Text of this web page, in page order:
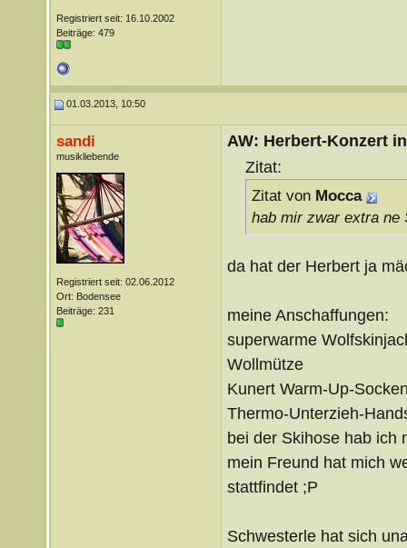
Registriert seit: 16.10.2002
Beiträge: 479
01.03.2013, 10:50
sandi
musikliebende
Registriert seit: 02.06.2012
Ort: Bodensee
Beiträge: 231
AW: Herbert-Konzert
Zitat:
Zitat von Mocca
hab mir zwar extra ne
da hat der Herbert ja
meine Anschaffungen:
superwarme
Wollmütze
Kunert Warm-Up-
Thermo-Unterzieh-
bei der Skihose hab ich
mein Freund hat mich
stattfindet ;P
Schwesterle hat sich